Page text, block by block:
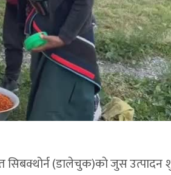
सिबक्थोर्न (डालेचुक)काे जुस